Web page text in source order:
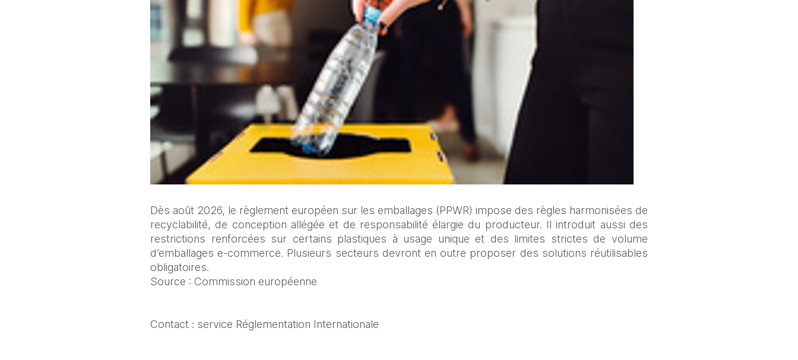
Dès août 2026, le règlement européen sur les emballages (PPWR) impose des règles harmonisées de
recyclabilité, de conception allégée et de responsabilité élargie du producteur. Il introduit aussi des
restrictions renforcées sur certains plastiques à usage unique et des limites strictes de volume
d’emballages e‑commerce. Plusieurs secteurs devront en outre proposer des solutions réutilisables
obligatoires.
Source : Commission européenne
Contact : service Réglementation Internationale